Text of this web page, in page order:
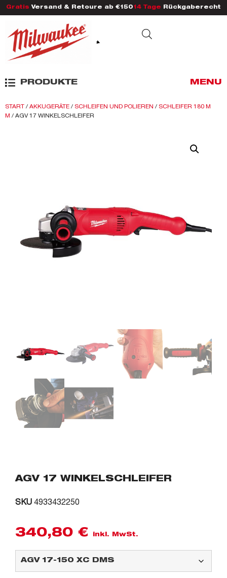
Gratis Versand & Retoure ab €150 14 Tage Rückgaberecht
PRODUKTE MENU
START / AKKUGERÄTE / SCHLEIFEN UND POLIEREN / SCHLEIFER 180 M
M / AGV 17 WINKELSCHLEIFER
AGV 17 WINKELSCHLEIFER
SKU 4933432250
340,80 € inkl. MwSt.